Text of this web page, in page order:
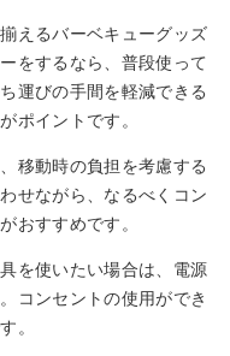
えるバーベキューグッズ
をするなら、普段使って
運びの手間を軽減できる
ポイントです。
移動時の負担を考慮する
せながら、なるべくコン
おすすめです。
を使いたい場合は、電源
コンセントの使用ができ
。